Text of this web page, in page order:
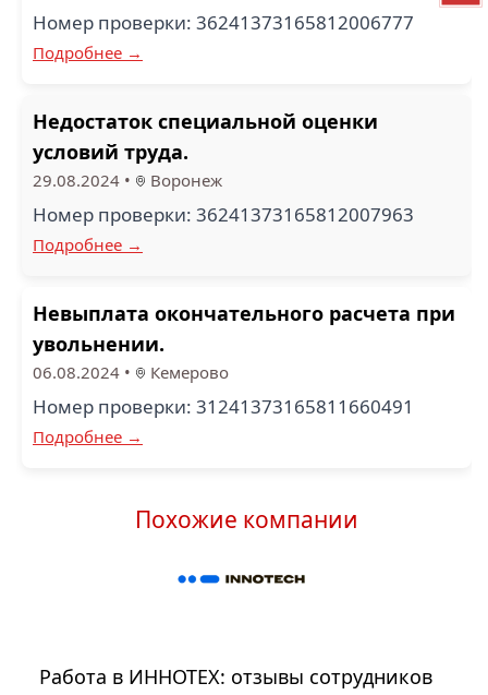
Номер проверки: 36241373165812006777
Подробнее →
Недостаток специальной оценки
условий труда.
29.08.2024 • Воронеж
Номер проверки: 36241373165812007963
Подробнее →
Невыплата окончательного расчета при
увольнении.
06.08.2024 • Кемерово
Номер проверки: 31241373165811660491
Подробнее →
Похожие компании
Работа в ИННОТЕХ: отзывы сотрудников